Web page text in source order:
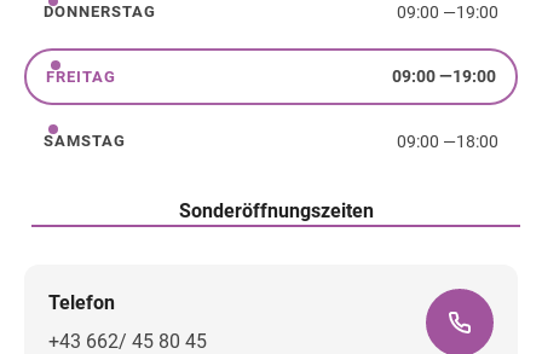
Donnerstag
DONNERSTAG 09:00 —19:00
Freitag
FREITAG 09:00—19:00
Samstag
SAMSTAG 09:00 —18:00
Sonderöffnungszeiten
Telefon
+43 662/ 45 80 45